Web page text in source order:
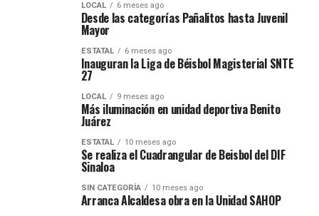
LOCAL 6 meses ago
Desde las categorías Pañalitos hasta Juvenil
Mayor
ESTATAL 6 meses ago
Inauguran la Liga de Béisbol Magisterial SNTE
27
LOCAL 9 meses ago
Más iluminación en unidad deportiva Benito
Juárez
ESTATAL 10 meses ago
Se realiza el Cuadrangular de Beisbol del DIF
Sinaloa
SIN CATEGORÍA 10 meses ago
Arranca Alcaldesa obra en la Unidad SAHOP